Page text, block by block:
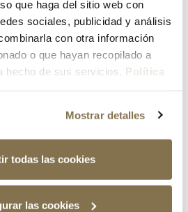
que haga del sitio web con
sociales, publicidad y análisis
con otra información
o que hayan recopilado a
hecho de sus servicios. Política
Mostrar detalles
todas las cookies
las cookies